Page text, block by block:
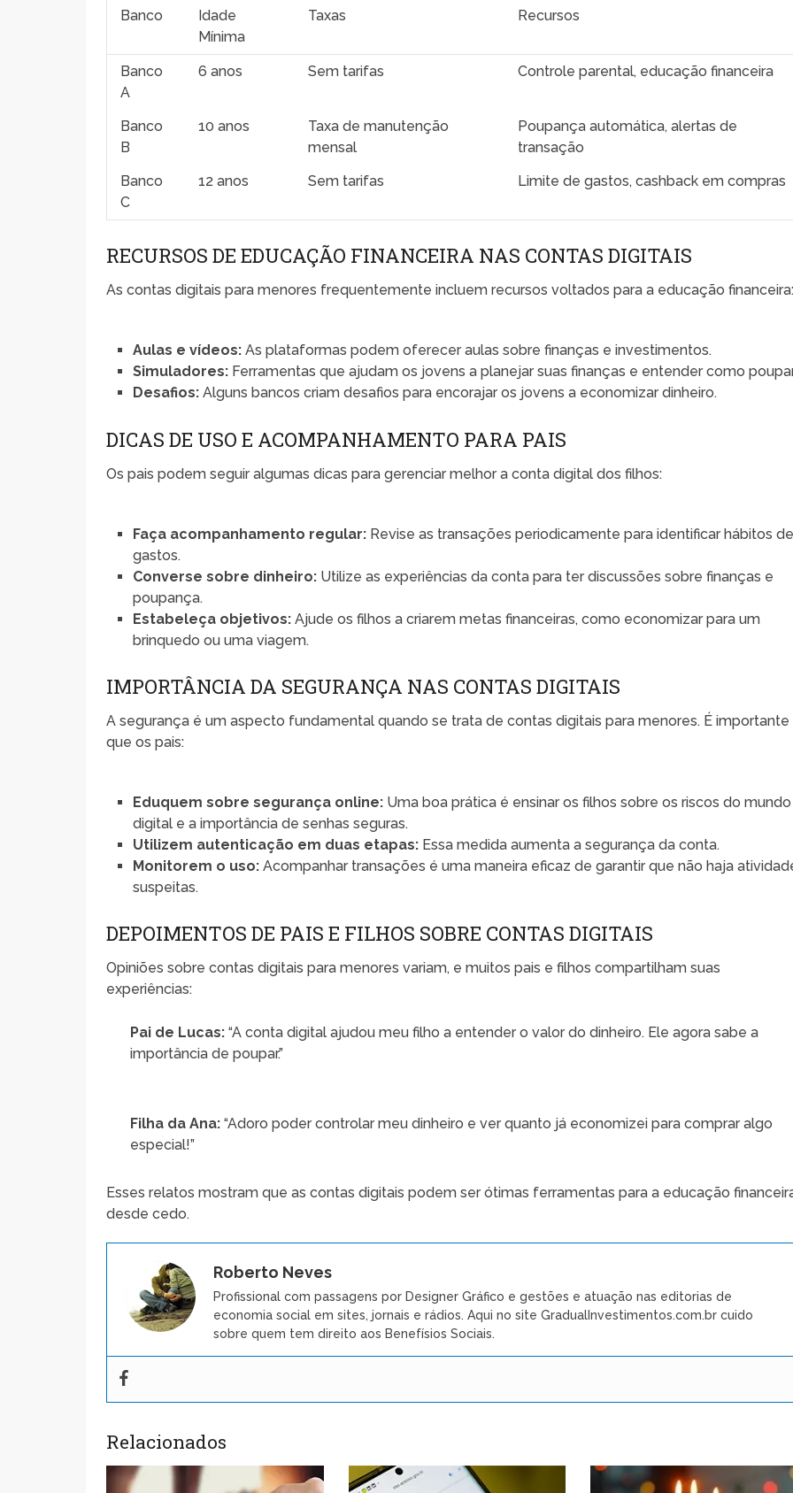
Banco
Idade
Mínima
Taxas Recursos
Banco
A
6 anos Sem tarifas Controle parental, educação financeira
Banco
B
10 anos
Taxa de manutenção
mensal
Poupança automática, alertas de
transação
Banco
C
12 anos Sem tarifas Limite de gastos, cashback em compras
RECURSOS DE EDUCAÇÃO FINANCEIRA NAS CONTAS DIGITAIS
As contas digitais para menores frequentemente incluem recursos voltados para a educação
Aulas e vídeos: As plataformas podem oferecer aulas sobre finanças e investimentos.
Simuladores: Ferramentas que ajudam os jovens a planejar suas finanças e entender como
Desafios: Alguns bancos criam desafios para encorajar os jovens a economizar dinheiro.
DICAS DE USO E ACOMPANHAMENTO PARA PAIS
Os pais podem seguir algumas dicas para gerenciar melhor a conta digital dos filhos:
Faça acompanhamento regular: Revise as transações periodicamente para identificar hábitos
gastos.
Converse sobre dinheiro: Utilize as experiências da conta para ter discussões sobre finanças e
poupança.
Estabeleça objetivos: Ajude os filhos a criarem metas financeiras, como economizar para um
brinquedo ou uma viagem.
IMPORTÂNCIA DA SEGURANÇA NAS CONTAS DIGITAIS
A segurança é um aspecto fundamental quando se trata de contas digitais para menores. É importante
que os pais:
Eduquem sobre segurança online: Uma boa prática é ensinar os filhos sobre os riscos do mundo
digital e a importância de senhas seguras.
Utilizem autenticação em duas etapas: Essa medida aumenta a segurança da conta.
Monitorem o uso: Acompanhar transações é uma maneira eficaz de garantir que não haja
suspeitas.
DEPOIMENTOS DE PAIS E FILHOS SOBRE CONTAS DIGITAIS
Opiniões sobre contas digitais para menores variam, e muitos pais e filhos compartilham suas
experiências:
Pai de Lucas: “A conta digital ajudou meu filho a entender o valor do dinheiro. Ele agora sabe a
importância de poupar.”
Filha da Ana: “Adoro poder controlar meu dinheiro e ver quanto já economizei para comprar algo
especial!”
Esses relatos mostram que as contas digitais podem ser ótimas ferramentas para a educação
desde cedo.
Roberto Neves
Profissional com passagens por Designer Gráfico e gestões e atuação nas editorias de
economia social em sites, jornais e rádios. Aqui no site GradualInvestimentos.com.br cuido
sobre quem tem direito aos Benefísios Sociais.
Relacionados